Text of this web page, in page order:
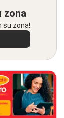
zona
su zona!